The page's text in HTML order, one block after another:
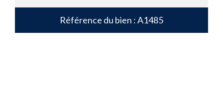
Référence du bien : A1485